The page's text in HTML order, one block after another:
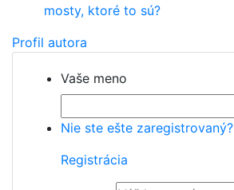
mosty, ktoré to sú?
Profil autora
Vaše meno
Nie ste ešte zaregistrovaný?
Registrácia